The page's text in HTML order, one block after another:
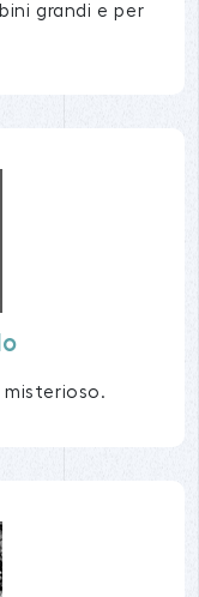
grandi e per
misterioso.